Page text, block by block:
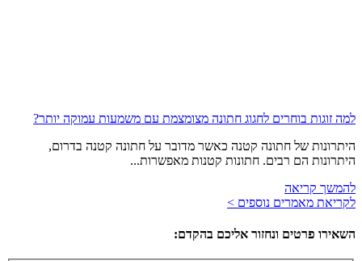
למה זוגות בוחרים לחגוג חתונה מצומצמת עם משמעות עמוקה יותר?
היתרונות של חתונה קטנה כאשר מדובר על חתונה קטנה בדרום,
היתרונות הם רבים. חתונות קטנות מאפשרות...
להמשך קריאה
לקריאת מאמרים נוספים >
השאירו פרטים ונחזור אליכם בהקדם: